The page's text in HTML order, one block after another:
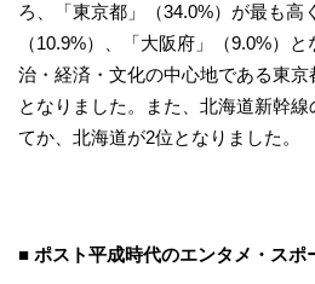
ろ、「東京都」（34.0%）が最も高
（10.9%）、「大阪府」（9.0%）
治・経済・文化の中心地である東
となりました。また、北海道新幹
てか、北海道が2位となりました。
■ ポスト平成時代のエンタメ・スポ